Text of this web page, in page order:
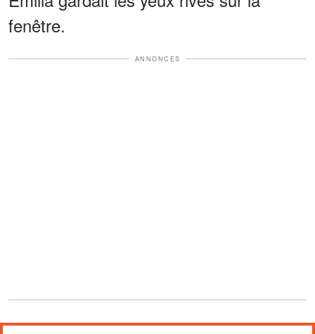
fenêtre.
ANNONCES